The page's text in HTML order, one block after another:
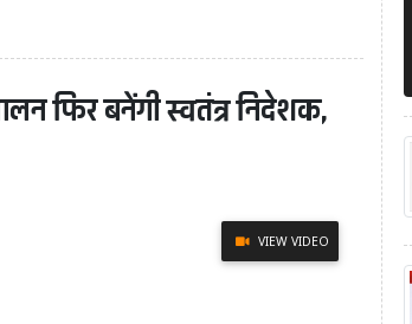
फिर बनेंगी स्वतंत्र निदेशक,
VIEW VIDEO